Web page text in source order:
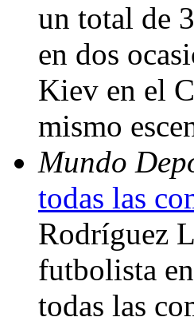
un total de
en dos
Kiev en el
mismo
Mundo
todas las
Rodríguez
futbolista
todas las